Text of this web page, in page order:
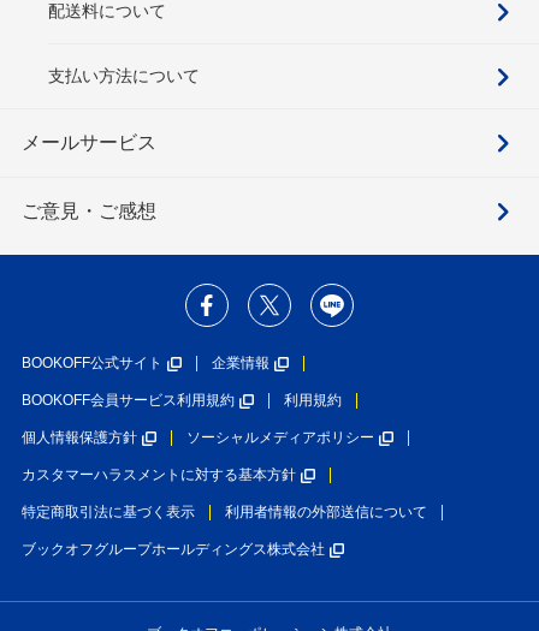
配送料について
支払い方法について
メールサービス
ご意見・ご感想
BOOKOFF公式サイト 企業情報
BOOKOFF会員サービス利用規約 利用規約
個人情報保護方針 ソーシャルメディアポリシー
カスタマーハラスメントに対する基本方針
特定商取引法に基づく表示 利用者情報の外部送信について
ブックオフグループホールディングス株式会社